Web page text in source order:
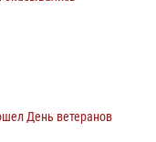
День ветеранов